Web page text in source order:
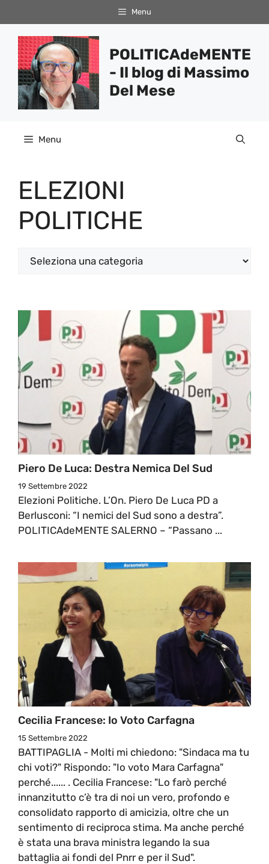
al
contenuto
Menu
POLITICAdeMENTE
- Il blog di Massimo
Del Mese
Menu
ELEZIONI
POLITICHE
Categorie
Piero De Luca: Destra Nemica Del Sud
19 Settembre 2022
Elezioni Politiche. L’On. Piero De Luca PD a
Berlusconi: “I nemici del Sud sono a destra”.
POLITICAdeMENTE SALERNO – “Passano ...
Cecilia Francese: Io Voto Carfagna
15 Settembre 2022
BATTIPAGLIA - Molti mi chiedono: "Sindaca ma tu
chi voti?" Rispondo: "Io voto Mara Carfagna"
perché...... . Cecilia Francese: "Lo farò perché
innanzitutto c’è tra di noi un vero, profondo e
consolidato rapporto di amicizia, oltre che un
sentimento di reciproca stima. Ma anche perché
è stata una brava ministra legando la sua
battaglia ai fondi del Pnrr e per il Sud".